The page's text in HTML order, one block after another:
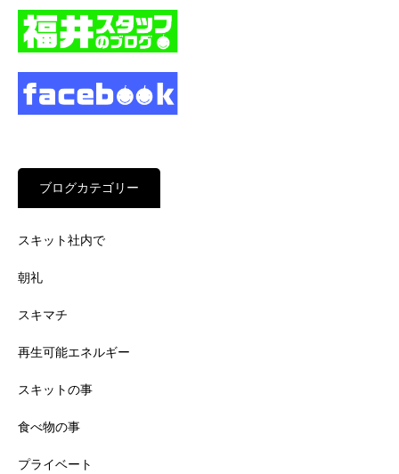
ブログカテゴリー
スキット社内で
朝礼
スキマチ
再生可能エネルギー
スキットの事
食べ物の事
プライベート